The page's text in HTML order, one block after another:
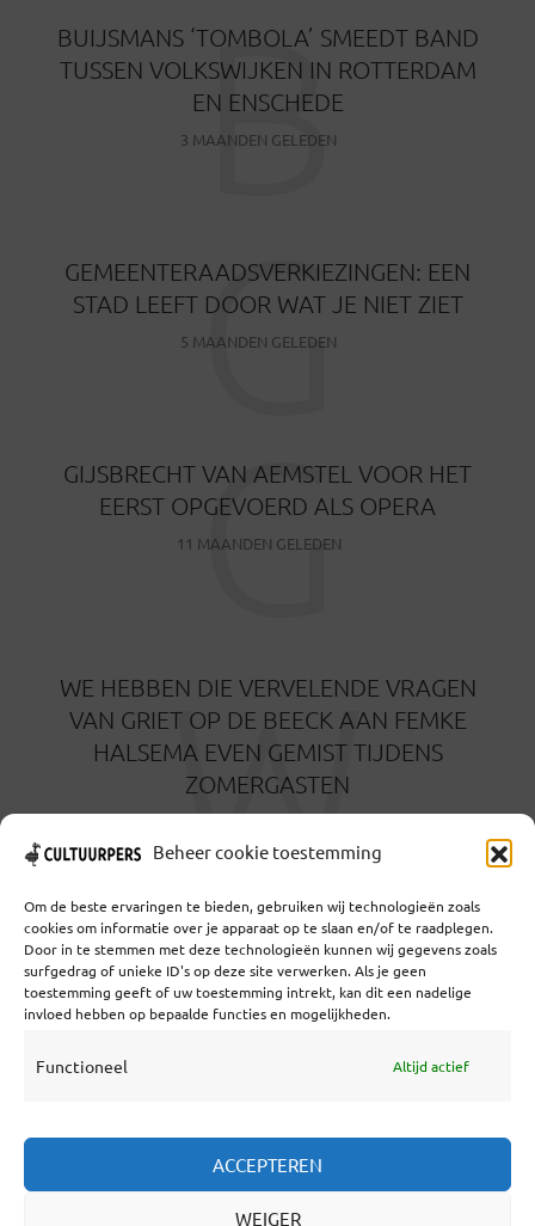
Beheer cookie toestemming
Om de beste ervaringen te bieden, gebruiken wij technologieën zoals
cookies om informatie over je apparaat op te slaan en/of te raadplegen.
Door in te stemmen met deze technologieën kunnen wij gegevens zoals
surfgedrag of unieke ID's op deze site verwerken. Als je geen
toestemming geeft of uw toestemming intrekt, kan dit een nadelige
invloed hebben op bepaalde functies en mogelijkheden.
Functioneel Altijd actief
ACCEPTEREN
WEIGER
BUIJSMANS ‘TOMBOLA’ SMEEDT BAND
TUSSEN VOLKSWIJKEN IN ROTTERDAM
EN ENSCHEDE
3 MAANDEN GELEDEN
B
GEMEENTERAADSVERKIEZINGEN: EEN
STAD LEEFT DOOR WAT JE NIET ZIET
5 MAANDEN GELEDEN
G
GIJSBRECHT VAN AEMSTEL VOOR HET
EERST OPGEVOERD ALS OPERA
11 MAANDEN GELEDEN
G
WE HEBBEN DIE VERVELENDE VRAGEN
VAN GRIET OP DE BEECK AAN FEMKE
HALSEMA EVEN GEMIST TIJDENS
ZOMERGASTEN
W
Coöperatief Cultureel Persbureau U.A. | Salzburg 29 |
3524KS Utrecht | KvK: 55573592 |Btw: